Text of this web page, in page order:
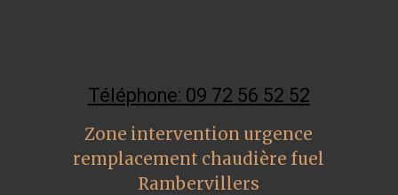
Téléphone: 09 72 56 52 52
Zone intervention urgence
remplacement chaudière fuel
Rambervillers